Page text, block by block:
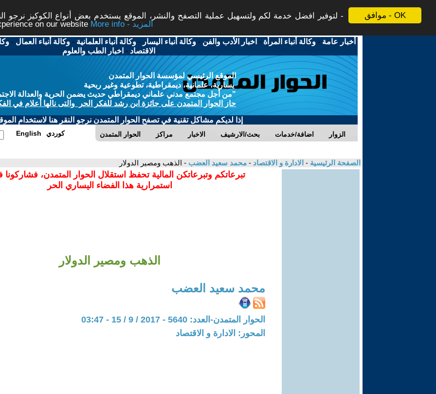
موافق - OK
لتوفير افضل خدمة لكم ولتسهيل عملية التصفح والنشر، الموقع يستخدم بعض أنواع الكوكيز نرجو
on our website
More info - المزيد
أخبار عامة -وكالة أنباء المرأة - اخبار الأدب والفن -وكالة أنباء اليسار -وكالة أنباء العلمانية -وكالة أنباء العمال -
الاقتصاد - اخبار الطب والعلوم
الموقع الرئيسي لمؤسسة الحوار المتمدن
يسارية، علمانية، ديمقراطية، تطوعية وغير ربحية
"من أجل مجتمع مدني علماني ديمقراطي حديث يضمن الحرية والعدالة
حاز الحوار المتمدن على جائزة ابن رشد للفكر الحر والتى نالها أعلام في
إذا لديكم مشاكل تقنية في تصفح الحوار المتمدن نرجو النقر هنا لاستخدام
الحوار المتمدن مراكز الاخبار بحث/الارشيف اضافة/خدمات الزوار English كوردي
الصفحة الرئيسية - الادارة و الاقتصاد - محمد سعيد العضب - الذهب ومصير الدولار
تبرعاتكم وتبرعاتكن المالية تحفظ استقلال الحوار المتمدن،
استمرارية هذا الفضاء اليساري الحر
الذهب ومصير الدولار
محمد سعيد العضب
الحوار المتمدن-العدد: 5640 - 2017 / 9 / 15 - 03:47
المحور: الادارة و الاقتصاد